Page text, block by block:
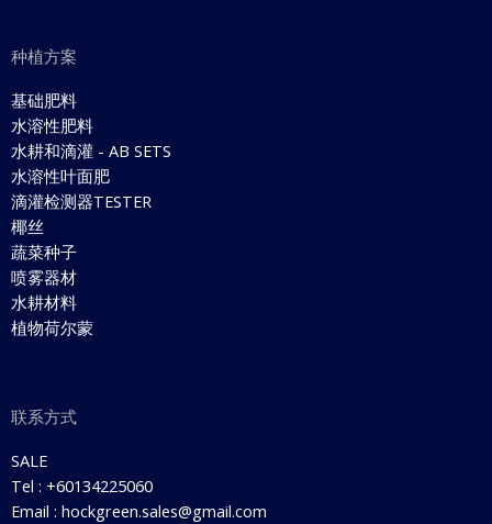
种植方案
基础肥料
水溶性肥料
水耕和滴灌 - AB SETS
水溶性叶面肥
滴灌检测器TESTER
椰丝
蔬菜种子
喷雾器材
水耕材料
植物荷尔蒙
联系方式
SALE
Tel : +60134225060
Email : hockgreen.sales@gmail.com